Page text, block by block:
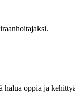
halua oppia ja